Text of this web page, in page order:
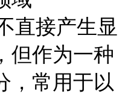
直接产生显
但作为一种
，常用于以